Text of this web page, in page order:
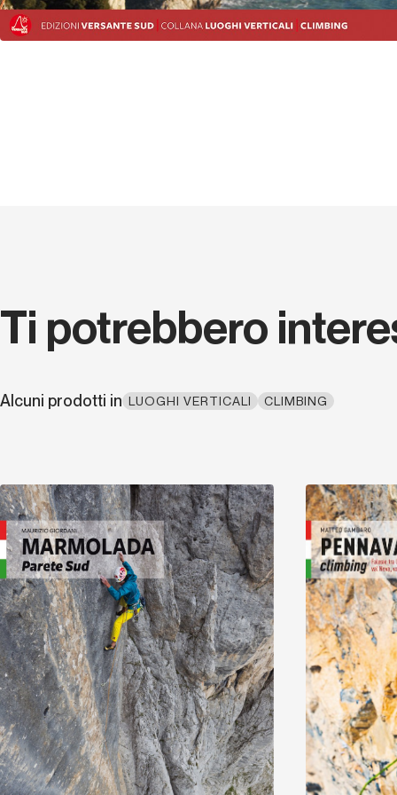
Ti potrebbero
Alcuni prodotti in LUOGHI VERTICALI CLIMBING
Scopri